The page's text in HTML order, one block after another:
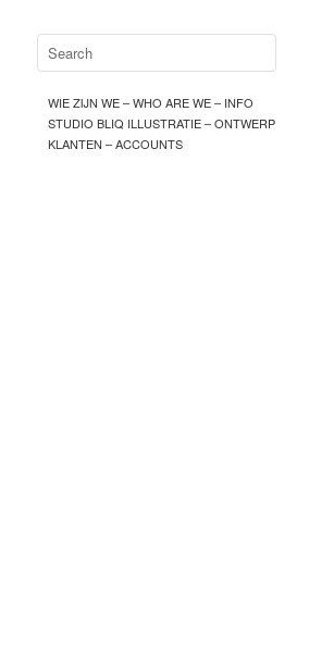
WIE ZIJN WE – WHO ARE WE – INFO
STUDIO BLIQ ILLUSTRATIE – ONTWERP
KLANTEN – ACCOUNTS